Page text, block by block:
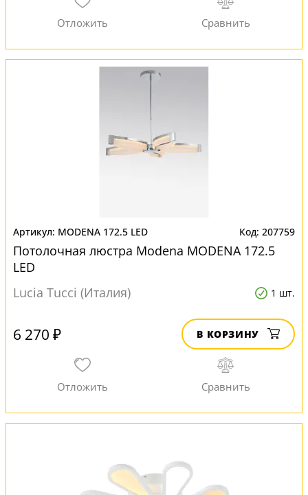
MODENA 172.5 LED 207759
Потолочная люстра Modena MODENA 172.5
LED
Lucia Tucci (Италия)
1 шт.
6 270 ₽ В КОРЗИНУ